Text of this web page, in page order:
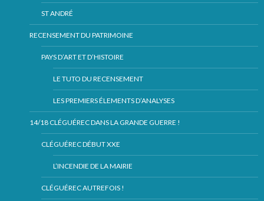
ST ANDRÉ
RECENSEMENT DU PATRIMOINE
PAYS D’ART ET D’HISTOIRE
LE TUTO DU RECENSEMENT
LES PREMIERS ÉLEMENTS D’ANALYSES
14/18 CLÉGUÉREC DANS LA GRANDE GUERRE !
CLÉGUÉREC DÉBUT XXE
L’INCENDIE DE LA MAIRIE
CLÉGUÉREC AUTREFOIS !